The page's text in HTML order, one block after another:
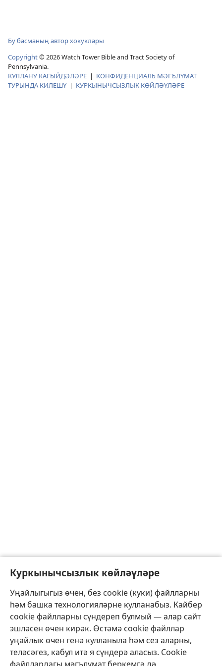
Куркынычсызлык көйләүләре
Уңайлыгыгыз өчен, без cookie (куки) файлларны
һәм башка технологияләрне кулланабыз. Кайбер
cookie файлларны сүндереп булмый — алар сайт
эшләсен өчен кирәк. Өстәмә cookie файллар
уңайлык өчен генә кулланыла һәм сез аларны,
теләсәгез, кабул итә я сүндерә аласыз. Cookie
Бу басманың автор хокуклары
Copyright© 2026 Watch Tower Bible and Tract Society of
Pennsylvania.
КУЛЛАНУ КАГЫЙДӘЛӘРЕ | КОНФИДЕНЦИАЛЬ МӘГЪЛҮМАТ
ТУРЫНДА КИЛЕШҮ | КУРКЫНЫЧСЫЗЛЫК КӨЙЛӘҮЛӘРЕ